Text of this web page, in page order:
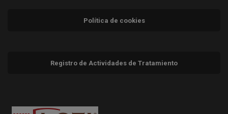
Política de cookies
Registro de Actividades de Tratamiento